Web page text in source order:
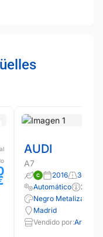
AUDI
A7
2016
Automático
218 CV
Negro Metalizado
Madrid
Vendido por: